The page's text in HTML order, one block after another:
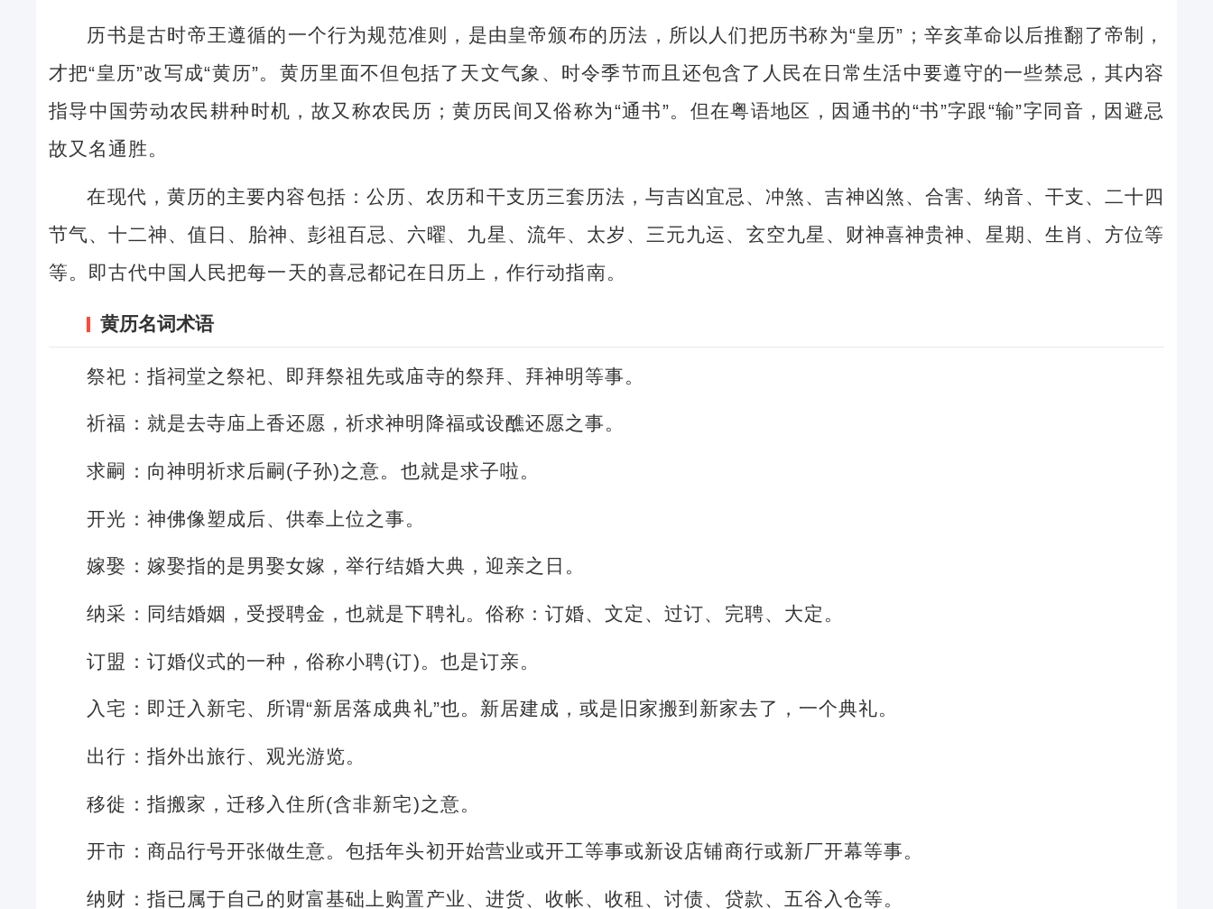
历书是古时帝王遵循的一个行为规范准则，是由皇帝颁布的历法，所以人们把历书称为“皇历”；辛亥革命以后推翻了帝制，
才把“皇历”改写成“黄历”。黄历里面不但包括了天文气象、时令季节而且还包含了人民在日常生活中要遵守的一些禁忌，其内容
指导中国劳动农民耕种时机，故又称农民历；黄历民间又俗称为“通书”。但在粤语地区，因通书的“书”字跟“输”字同音，因避忌
故又名通胜。
在现代，黄历的主要内容包括：公历、农历和干支历三套历法，与吉凶宜忌、冲煞、吉神凶煞、合害、纳音、干支、二十四
节气、十二神、值日、胎神、彭祖百忌、六曜、九星、流年、太岁、三元九运、玄空九星、财神喜神贵神、星期、生肖、方位等
等。即古代中国人民把每一天的喜忌都记在日历上，作行动指南。
黄历名词术语
祭祀：指祠堂之祭祀、即拜祭祖先或庙寺的祭拜、拜神明等事。
祈福：就是去寺庙上香还愿，祈求神明降福或设醮还愿之事。
求嗣：向神明祈求后嗣(子孙)之意。也就是求子啦。
开光：神佛像塑成后、供奉上位之事。
嫁娶：嫁娶指的是男娶女嫁，举行结婚大典，迎亲之日。
纳采：同结婚姻，受授聘金，也就是下聘礼。俗称：订婚、文定、过订、完聘、大定。
订盟：订婚仪式的一种，俗称小聘(订)。也是订亲。
入宅：即迁入新宅、所谓“新居落成典礼”也。新居建成，或是旧家搬到新家去了，一个典礼。
出行：指外出旅行、观光游览。
移徙：指搬家，迁移入住所(含非新宅)之意。
开市：商品行号开张做生意。包括年头初开始营业或开工等事或新设店铺商行或新厂开幕等事。
纳财：指已属于自己的财富基础上购置产业、进货、收帐、收租、讨债、贷款、五谷入仓等。